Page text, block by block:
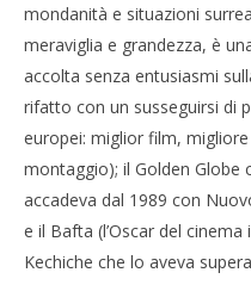
mondanità e situazioni
meraviglia e grandezza, è
accolta senza entusiasmi
rifatto con un susseguirsi di
europei: miglior film,
montaggio); il Golden
accadeva dal 1989 con
e il Bafta (l’Oscar del
Kechiche che lo aveva